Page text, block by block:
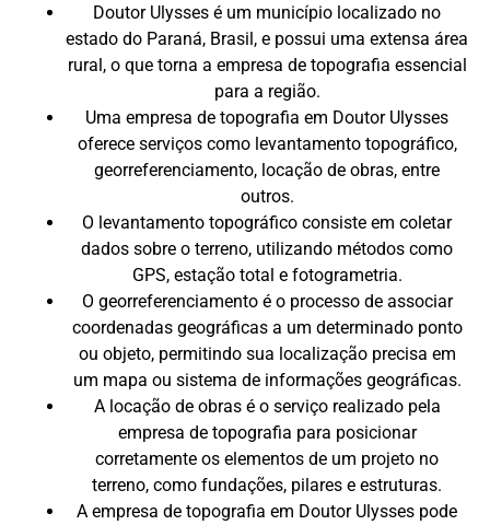
Doutor Ulysses é um município localizado no
estado do Paraná, Brasil, e possui uma extensa área
rural, o que torna a empresa de topografia essencial
para a região.
Uma empresa de topografia em Doutor Ulysses
oferece serviços como levantamento topográfico,
georreferenciamento, locação de obras, entre
outros.
O levantamento topográfico consiste em coletar
dados sobre o terreno, utilizando métodos como
GPS, estação total e fotogrametria.
O georreferenciamento é o processo de associar
coordenadas geográficas a um determinado ponto
ou objeto, permitindo sua localização precisa em
um mapa ou sistema de informações geográficas.
A locação de obras é o serviço realizado pela
empresa de topografia para posicionar
corretamente os elementos de um projeto no
terreno, como fundações, pilares e estruturas.
A empresa de topografia em Doutor Ulysses pode